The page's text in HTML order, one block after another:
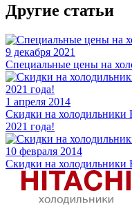
Другие статьи
9 декабря 2021
Специальные цены на
1 апреля 2014
Скидки на холодильники
2021 года!
10 февраля 2014
Скидки на холодильники